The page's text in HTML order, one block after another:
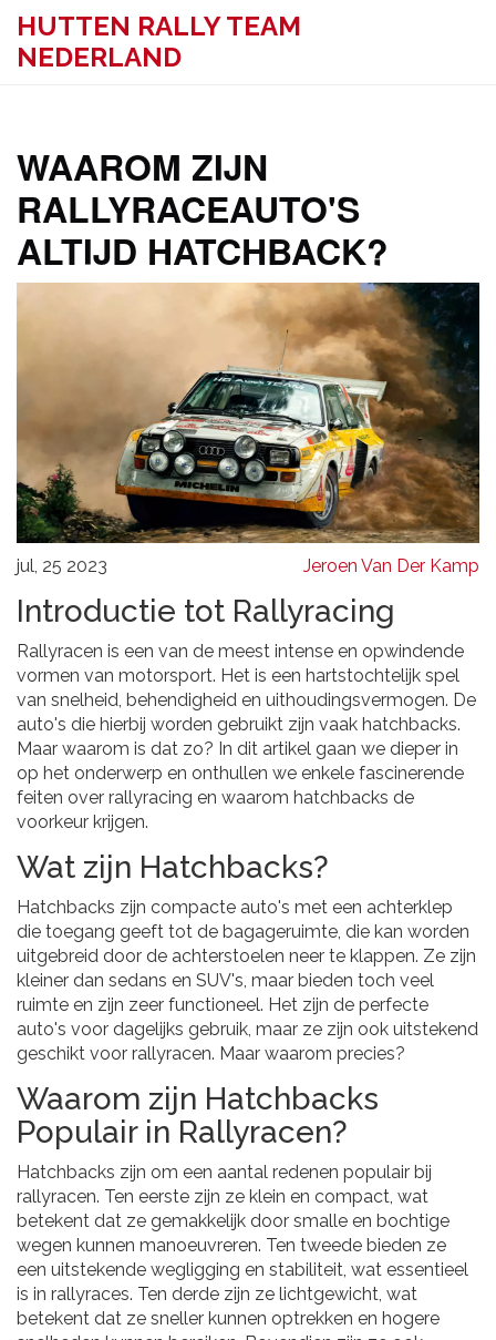
HUTTEN RALLY TEAM
NEDERLAND
WAAROM ZIJN
RALLYRACEAUTO'S
ALTIJD HATCHBACK?
jul, 25 2023 Jeroen Van Der Kamp
Introductie tot Rallyracing
Rallyracen is een van de meest intense en opwindende
vormen van motorsport. Het is een hartstochtelijk spel
van snelheid, behendigheid en uithoudingsvermogen. De
auto's die hierbij worden gebruikt zijn vaak hatchbacks.
Maar waarom is dat zo? In dit artikel gaan we dieper in
op het onderwerp en onthullen we enkele fascinerende
feiten over rallyracing en waarom hatchbacks de
voorkeur krijgen.
Wat zijn Hatchbacks?
Hatchbacks zijn compacte auto's met een achterklep
die toegang geeft tot de bagageruimte, die kan worden
uitgebreid door de achterstoelen neer te klappen. Ze zijn
kleiner dan sedans en SUV's, maar bieden toch veel
ruimte en zijn zeer functioneel. Het zijn de perfecte
auto's voor dagelijks gebruik, maar ze zijn ook uitstekend
geschikt voor rallyracen. Maar waarom precies?
Waarom zijn Hatchbacks
Populair in Rallyracen?
Hatchbacks zijn om een aantal redenen populair bij
rallyracen. Ten eerste zijn ze klein en compact, wat
betekent dat ze gemakkelijk door smalle en bochtige
wegen kunnen manoeuvreren. Ten tweede bieden ze
een uitstekende wegligging en stabiliteit, wat essentieel
is in rallyraces. Ten derde zijn ze lichtgewicht, wat
betekent dat ze sneller kunnen optrekken en hogere